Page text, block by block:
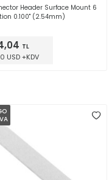
modül çözümleriyle veri
teknolojileri
, günümüzde elektrikli
(ADAS) yükselişiyle kritik
veri ağları ve batarya
sunar..
için konnektör
her noktada veri akışını
Header Surface Mount 6
0.100" (2.54mm)
TL
USD +KDV